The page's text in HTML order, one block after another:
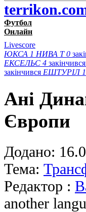
Футбол
Онлайн
Livescore
ЮКСА 1 НИВА Т 0
ЕКСЕЛЬС 4 закінчився
закінчився ЕШТУРІЛ 1
Ані
Європи
Додано:
Тема:
Редактор :
another